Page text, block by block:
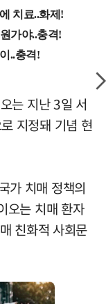
는 지난 3일 서
지정돼 기념 현
가 치매 정책의
오는 치매 환자
친화적 사회문